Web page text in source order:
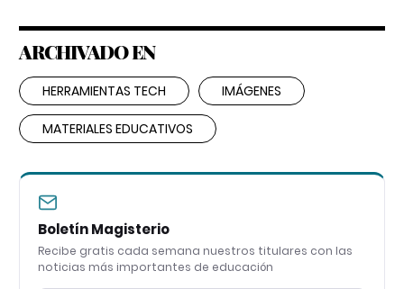
ARCHIVADO EN
HERRAMIENTAS TECH IMÁGENES
MATERIALES EDUCATIVOS
Boletín Magisterio
Recibe gratis cada semana nuestros titulares con las
noticias más importantes de educación